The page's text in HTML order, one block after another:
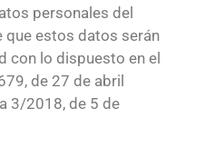
personales del
que estos datos serán
con lo dispuesto en el
de 27 de abril
3/2018, de 5 de